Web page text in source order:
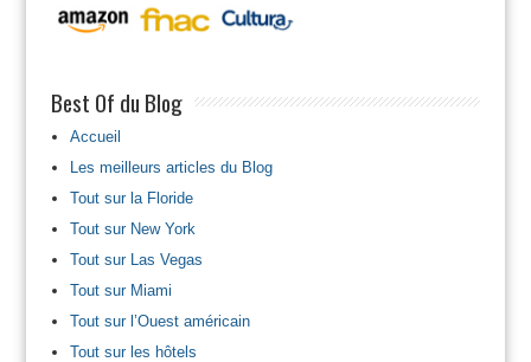
Best Of du Blog
Accueil
Les meilleurs articles du Blog
Tout sur la Floride
Tout sur New York
Tout sur Las Vegas
Tout sur Miami
Tout sur l’Ouest américain
Tout sur les hôtels